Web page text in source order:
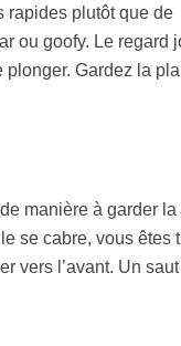
rapides plutôt que de
ou goofy. Le regard
plonger. Gardez la
manière à garder la
se cabre, vous êtes
vers l’avant. Un saut